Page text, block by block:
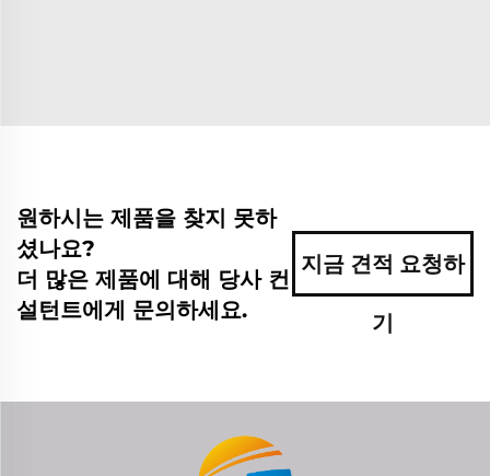
원하시는 제품을 찾지 못하
셨나요?
더 많은 제품에 대해 당사 컨
설턴트에게 문의하세요.
지금 견적 요청하
기